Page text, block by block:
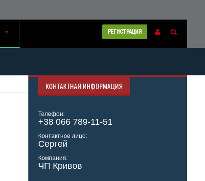
РЕГИСТРАЦИЯ
КОНТАКТНАЯ ИНФОРМАЦИЯ
Телефон:
+38 066 789-11-51
Контактное лицо:
Сергей
Компания:
ЧП Кривов